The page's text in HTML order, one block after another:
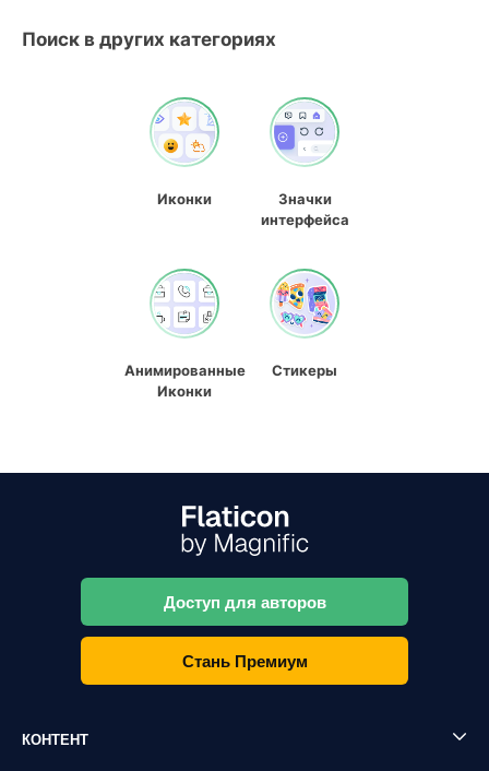
Поиск в других категориях
Иконки
Значки
интерфейса
Анимированные
Иконки
Стикеры
Доступ для авторов
Стань Премиум
КОНТЕНТ